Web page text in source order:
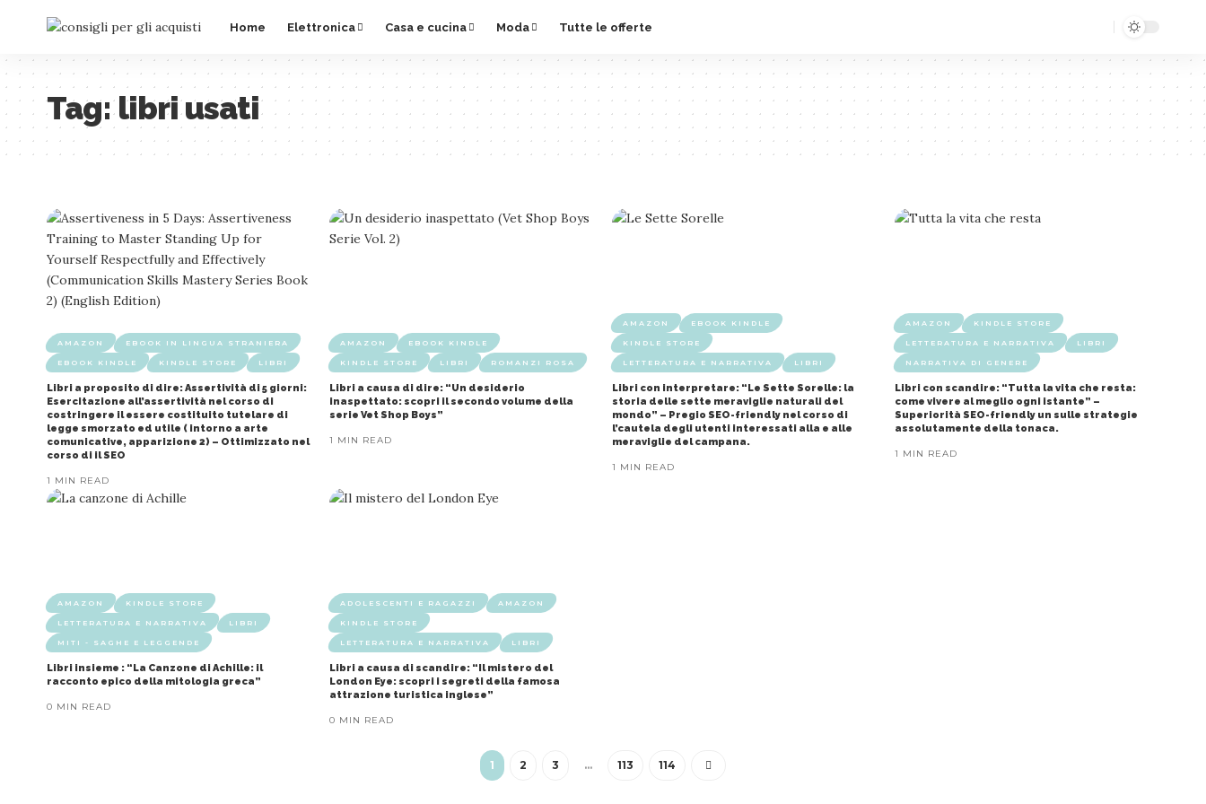
Home Elettronica Casa e cucina Moda Tutte le offerte
Tag:libri usati
AMAZON EBOOK IN LINGUA STRANIERA
EBOOK KINDLE KINDLE STORE LIBRI
Libri a proposito di dire: Assertività di 5 giorni:
Esercitazione all’assertività nel corso di
costringere il essere costituito tutelare di
legge smorzato ed utile ( intorno a arte
comunicative, apparizione 2) – Ottimizzato nel
corso di il SEO
1 MIN READ
AMAZON EBOOK KINDLE
KINDLE STORE LIBRI ROMANZI ROSA
Libri a causa di dire: “Un desiderio
inaspettato: scopri il secondo volume della
serie Vet Shop Boys”
1 MIN READ
AMAZON EBOOK KINDLE
KINDLE STORE
LETTERATURA E NARRATIVA LIBRI
Libri con interpretare: “Le Sette Sorelle: la
storia delle sette meraviglie naturali del
mondo” – Pregio SEO-friendly nel corso di
l’cautela degli utenti interessati alla e alle
meraviglie del campana.
1 MIN READ
AMAZON KINDLE STORE
LETTERATURA E NARRATIVA LIBRI
NARRATIVA DI GENERE
Libri con scandire: “Tutta la vita che resta:
come vivere al meglio ogni istante” –
Superiorità SEO-friendly un sulle strategie
assolutamente della tonaca.
1 MIN READ
AMAZON KINDLE STORE
LETTERATURA E NARRATIVA LIBRI
MITI - SAGHE E LEGGENDE
Libri insieme : “La Canzone di Achille: il
racconto epico della mitologia greca”
0 MIN READ
ADOLESCENTI E RAGAZZI AMAZON
KINDLE STORE
LETTERATURA E NARRATIVA LIBRI
Libri a causa di scandire: “Il mistero del
London Eye: scopri i segreti della famosa
attrazione turistica inglese”
0 MIN READ
1 2 3 … 113 114